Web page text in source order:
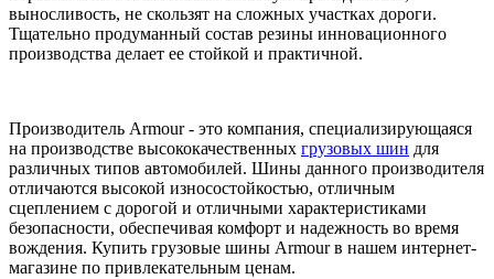
выносливость, не скользят на сложных участках дороги.
Тщательно продуманный состав резины инновационного
производства делает ее стойкой и практичной.
Производитель Armour - это компания, специализирующаяся
на производстве высококачественных грузовых шин для
различных типов автомобилей. Шины данного производителя
отличаются высокой износостойкостью, отличным
сцеплением с дорогой и отличными характеристиками
безопасности, обеспечивая комфорт и надежность во время
вождения. Купить грузовые шины Armour в нашем интернет-
магазине по привлекательным ценам.